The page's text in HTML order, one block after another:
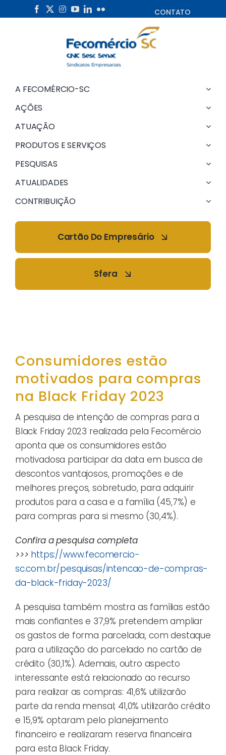
to
CONTATO
A FECOMÉRCIO-SC
AÇÕES
ATUAÇÃO
PRODUTOS E SERVIÇOS
PESQUISAS
ATUALIDADES
CONTRIBUIÇÃO
Cartão Do Empresário
Sfera
Consumidores estão
motivados para compras
na Black Friday 2023
A pesquisa de intenção de compras para a
Black Friday 2023 realizada pela Fecomércio
aponta que os consumidores estão
motivadosa participar da data em busca de
descontos vantajosos, promoções e de
melhores preços, sobretudo, para adquirir
produtos para a casa e a família (45,7%) e
para compras para si mesmo (30,4%).
Confira a pesquisa completa
>>> https://www.fecomercio-
sc.com.br/pesquisas/intencao-de-compras-
da-black-friday-2023/
A pesquisa também mostra as famílias estão
mais confiantes e 37,9% pretendem ampliar
os gastos de forma parcelada, com destaque
para a utilização do parcelado no cartão de
crédito (30,1%). Ademais, outro aspecto
interessante está relacionado ao recurso
para realizar as compras: 41,6% utilizarão
parte da renda mensal; 41,0% utilizarão crédito
e 15,9% optaram pelo planejamento
financeiro e realizaram reserva financeira
para esta Black Friday.